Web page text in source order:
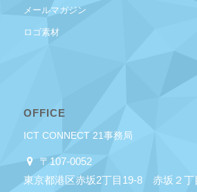
メールマガジン
ロゴ素材
OFFICE
ICT CONNECT 21事務局
〒107-0052
東京都港区赤坂2丁目19-8 赤坂２丁